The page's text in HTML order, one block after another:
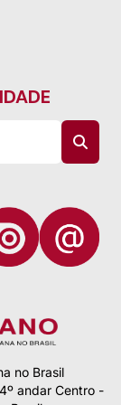
no Brasil
andar Centro -